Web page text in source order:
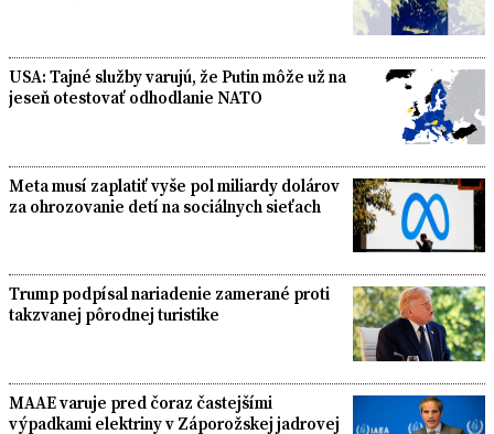
USA: Tajné služby varujú, že Putin môže už na
jeseň otestovať odhodlanie NATO
Meta musí zaplatiť vyše pol miliardy dolárov
za ohrozovanie detí na sociálnych sieťach
Trump podpísal nariadenie zamerané proti
takzvanej pôrodnej turistike
MAAE varuje pred čoraz častejšími
výpadkami elektriny v Záporožskej jadrovej